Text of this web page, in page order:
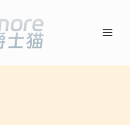
·欧洲文化季